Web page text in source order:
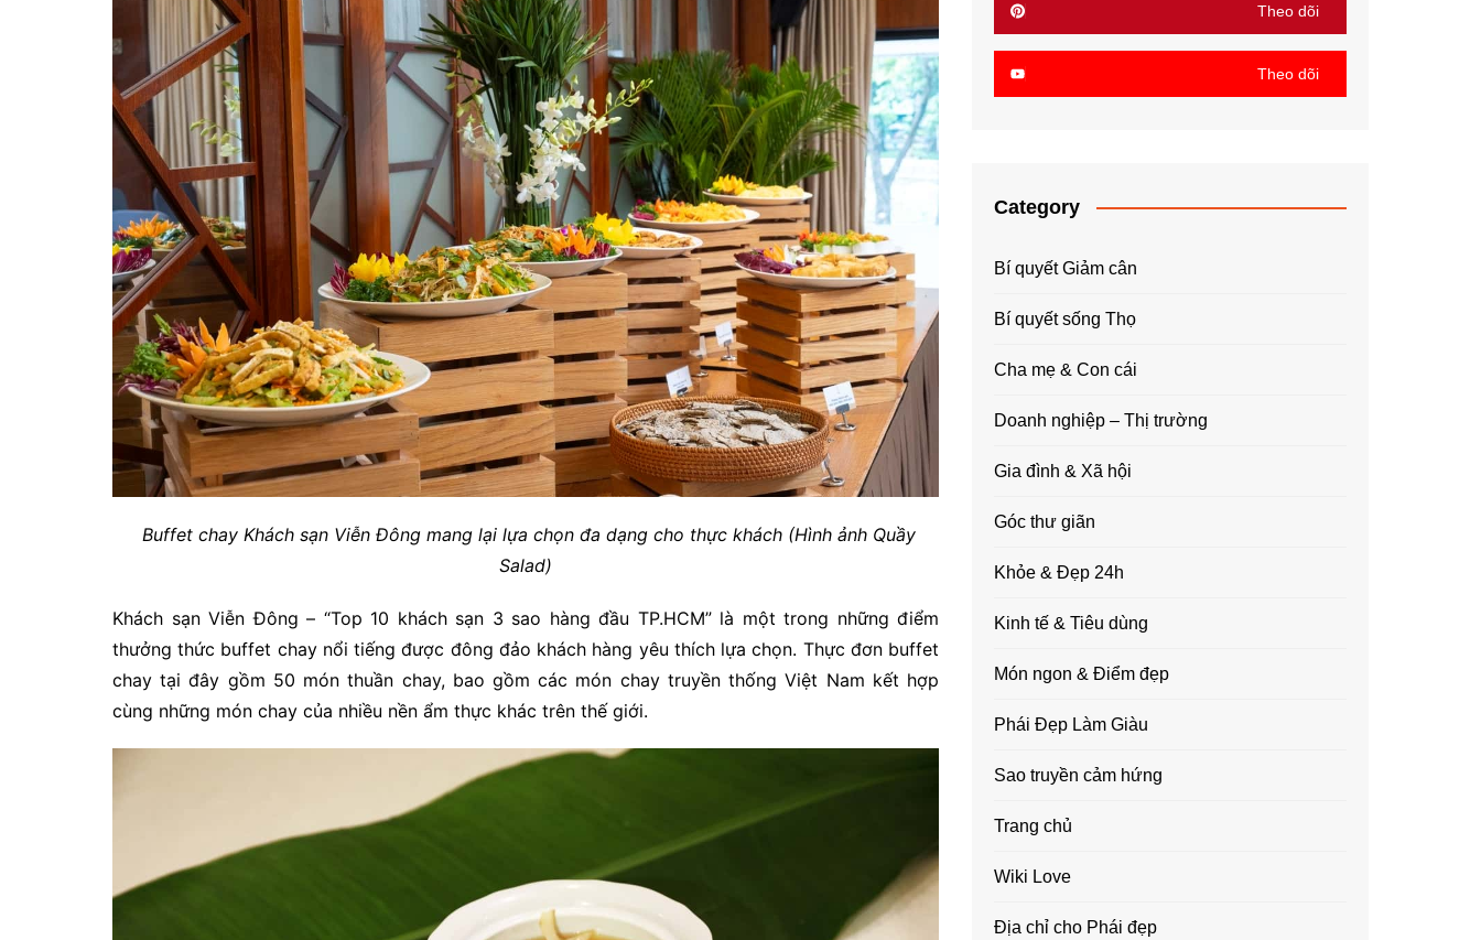
Buffet chay Khách sạn Viễn Đông mang lại lựa chọn đa dạng cho thực khách (Hình ảnh Quầy
Salad)
Khách sạn Viễn Đông – “Top 10 khách sạn 3 sao hàng đầu TP.HCM” là một trong những điểm
thưởng thức buffet chay nổi tiếng được đông đảo khách hàng yêu thích lựa chọn. Thực đơn buffet
chay tại đây gồm 50 món thuần chay, bao gồm các món chay truyền thống Việt Nam kết hợp
cùng những món chay của nhiều nền ẩm thực khác trên thế giới.
Theo dõi
Theo dõi
Category
Bí quyết Giảm cân
Bí quyết sống Thọ
Cha mẹ & Con cái
Doanh nghiệp – Thị trường
Gia đình & Xã hội
Góc thư giãn
Khỏe & Đẹp 24h
Kinh tế & Tiêu dùng
Món ngon & Điểm đẹp
Phái Đẹp Làm Giàu
Sao truyền cảm hứng
Trang chủ
Wiki Love
Địa chỉ cho Phái đẹp